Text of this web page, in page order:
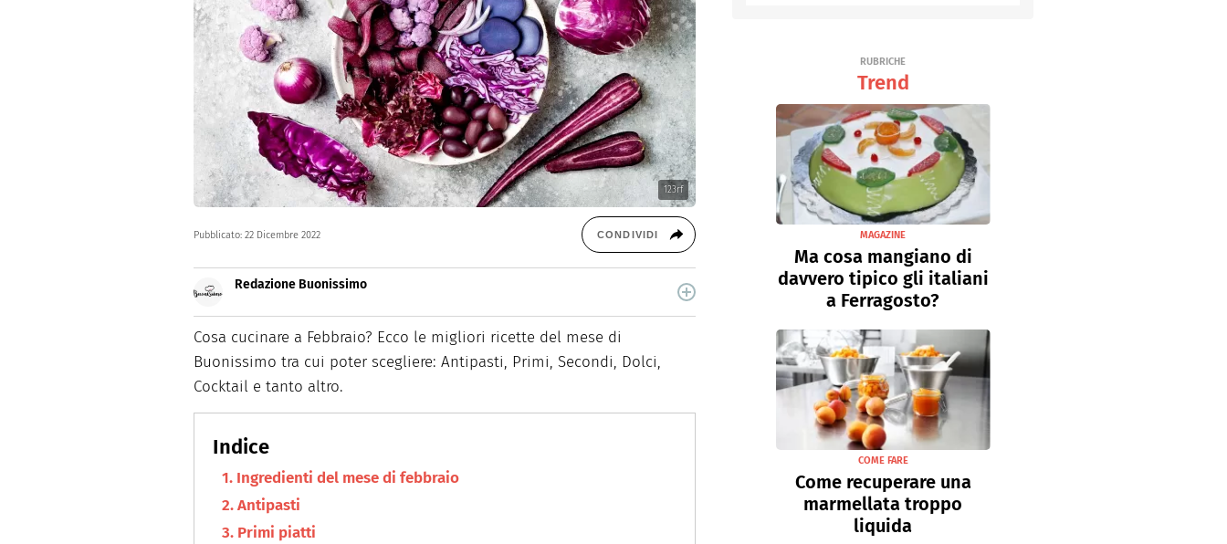
Dolci Pasqua
San Valentino
123rf
Pubblicato: 22 Dicembre 2022 CONDIVIDI
Redazione Buonissimo
Buonissimo è il magazine di cucina di Italiaonline nel quale trovi idee veloci,
facili e spiegate passo passo.
Cosa cucinare a Febbraio? Ecco le migliori ricette del mese di
Buonissimo tra cui poter scegliere: Antipasti, Primi, Secondi, Dolci,
Cocktail e tanto altro.
Ingredienti del mese di febbraio
Antipasti
Primi piatti
RUBRICHE
Trend
MAGAZINE
Ma cosa mangiano di
davvero tipico gli italiani
a Ferragosto?
COME FARE
Come recuperare una
marmellata troppo
liquida